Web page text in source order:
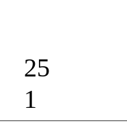
25
1